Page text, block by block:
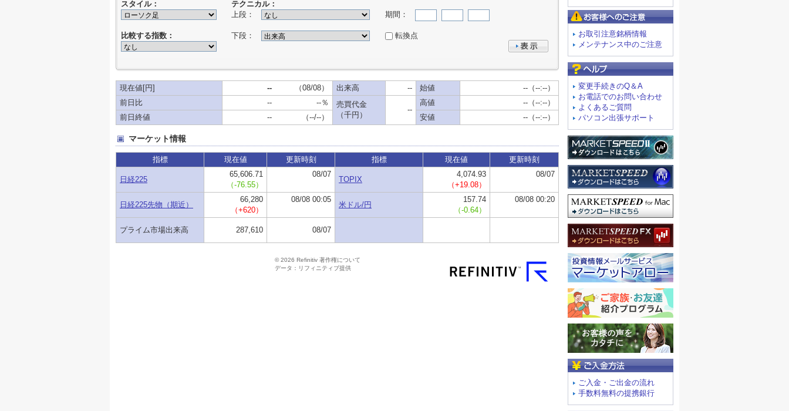
お取引注意銘柄情報
メンテナンス中のご注意
変更手続きのQ＆A
お電話でのお問い合わせ
よくあるご質問
パソコン出張サポート
ご入金・ご出金の流れ
手数料無料の提携銀行